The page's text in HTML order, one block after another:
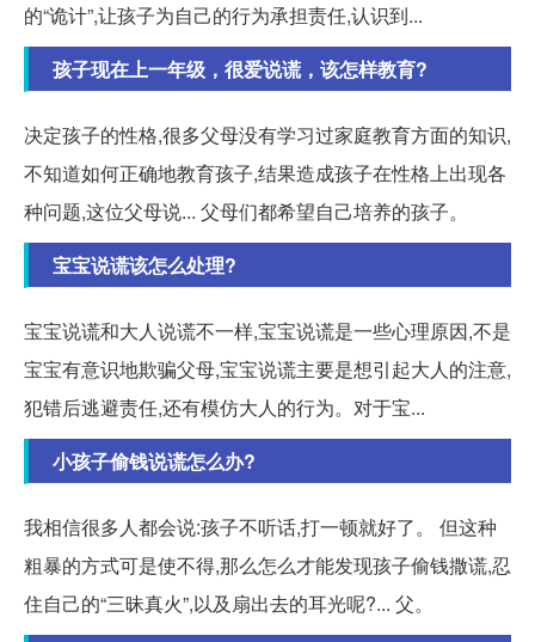
的“诡计”,让孩子为自己的行为承担责任,认识到...
孩子现在上一年级，很爱说谎，该怎样教育?
决定孩子的性格,很多父母没有学习过家庭教育方面的知识,
不知道如何正确地教育孩子,结果造成孩子在性格上出现各
种问题,这位父母说... 父母们都希望自己培养的孩子。
宝宝说谎该怎么处理?
宝宝说谎和大人说谎不一样,宝宝说谎是一些心理原因,不是
宝宝有意识地欺骗父母,宝宝说谎主要是想引起大人的注意,
犯错后逃避责任,还有模仿大人的行为。对于宝...
小孩子偷钱说谎怎么办?
我相信很多人都会说:孩子不听话,打一顿就好了。 但这种
粗暴的方式可是使不得,那么怎么才能发现孩子偷钱撒谎,忍
住自己的“三昧真火”,以及扇出去的耳光呢?... 父。